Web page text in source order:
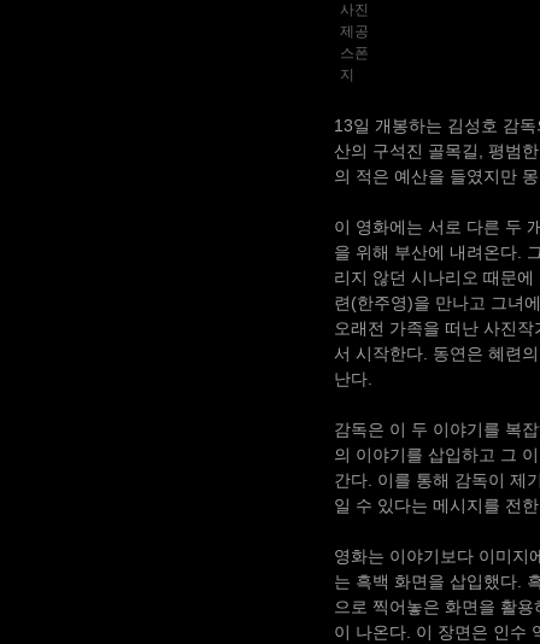
사진
제공
스폰
지
13일 개봉하는 김성호 감독
산의 구석진 골목길, 평범
의 적은 예산을 들였지만
이 영화에는 서로 다른 두
을 위해 부산에 내려온다.
리지 않던 시나리오 때문
련(한주영)을 만나고 그녀
오래전 가족을 떠난 사진
서 시작한다. 동연은 혜련
난다.
감독은 이 두 이야기를 복
의 이야기를 삽입하고 그
간다. 이를 통해 감독이 제
일 수 있다는 메시지를 전
영화는 이야기보다 이미지
는 흑백 화면을 삽입했다.
으로 찍어놓은 화면을 활
이 나온다. 이 장면은 인수